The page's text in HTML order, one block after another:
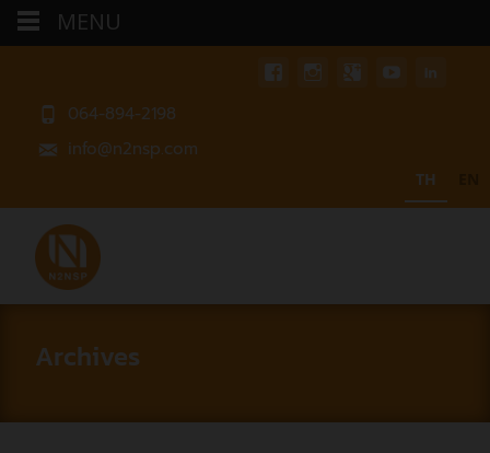
064-894-2198
info@n2nsp.com
TH
Archives
MENU